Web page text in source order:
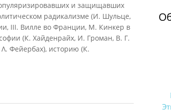
и защищавших
радикализме (И. Шульце,
III. Вилле во Франции, М. Кинкер в
(К. Хайденрайх, И. Громан, В. Г.
Фейербах), историю (К.